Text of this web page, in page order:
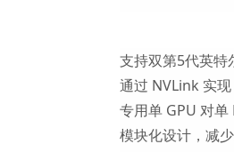
支持双第5代英特
通过 NVLink 实
专用单 GPU 对
模块化设计，减